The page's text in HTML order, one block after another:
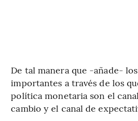
De tal manera que -añade-
importantes a través de los
política monetaria son el
cambio y el canal de